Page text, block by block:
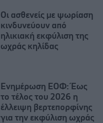
Οι ασθενείς με ψωρίαση
κινδυνεύουν από
ηλικιακή εκφύλιση της
ωχράς κηλίδας
Ενημέρωση ΕΟΦ: Έως
το τέλος του 2026 η
έλλειψη βερτεπορφίνης
για την εκφύλιση ωχράς